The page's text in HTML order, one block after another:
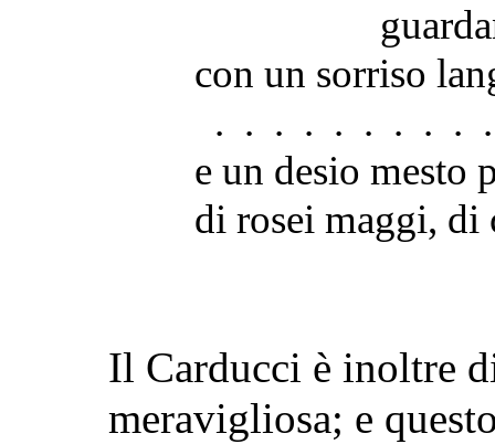
con un sorriso
. . . . . . . . .
e un desio mesto
di rosei maggi, di
Il Carducci è inoltre
meravigliosa; e